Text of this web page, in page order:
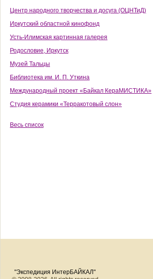
Центр народного творчества и досуга (ОЦНТиД)
Иркутский областной кинофонд
Усть-Илимская картинная галерея
Родословие, Иркутск
Музей Тальцы
Библиотека им. И. П. Уткина
Международный проект «Байкал КераМИСТИКА»
Студия керамики «Терракотовый слон»
Весь список
"Экспедиция ИнтерБАЙКАЛ"